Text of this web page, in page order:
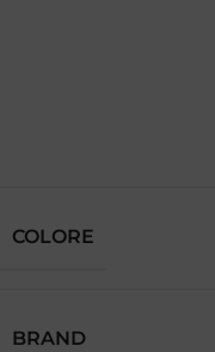
COLORE
BRAND